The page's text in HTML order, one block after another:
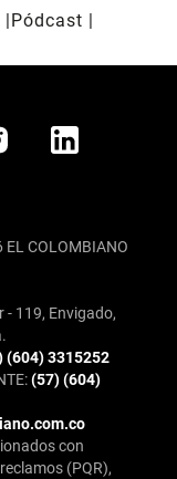
Pódcast
COLOMBIANO
- 119, Envigado,
(604) 3315252
(57) (604)
con
(PQR),